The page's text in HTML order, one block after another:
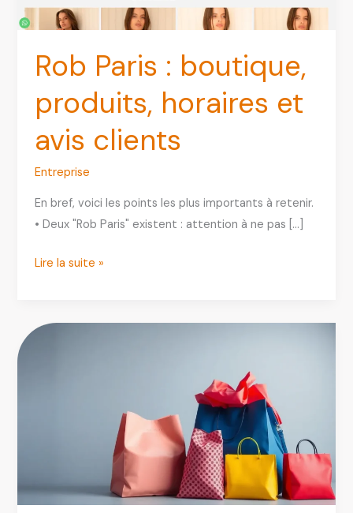
Rob Paris : boutique,
produits, horaires et
avis clients
Entreprise
En bref, voici les points les plus importants à retenir.
• Deux "Rob Paris" existent : attention à ne pas […]
Rob
boutique,
Lire la suite »